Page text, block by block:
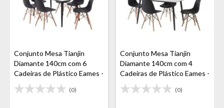
Conjunto Mesa Tianjin
Diamante 140cm com 6
Cadeiras de Plástico Eames -
Preto
(0)
Conjunto Mesa Tianjin
Diamante 140cm com 4
Cadeiras de Plástico Eames -
Preto
(0)